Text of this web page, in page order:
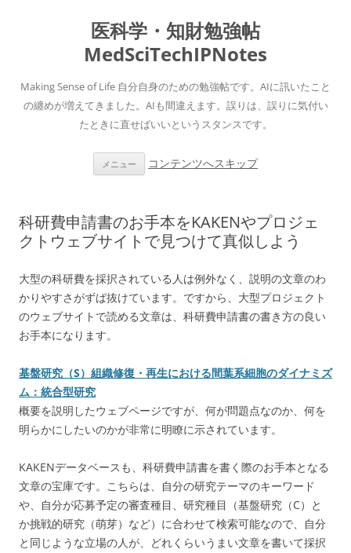
医科学・知財勉強帖
MedSciTechIPNotes
Making Sense of Life 自分自身のための勉強帖です。AIに訊いたこと
の纏めが増えてきました。AIも間違えます。誤りは、誤りに気付い
たときに直せばいいというスタンスです。
メニュー コンテンツへスキップ
科研費申請書のお手本をKAKENやプロジェ
クトウェブサイトで見つけて真似しよう
大型の科研費を採択されている人は例外なく、説明の文章のわ
かりやすさがずば抜けています。ですから、大型プロジェクト
のウェブサイトで読める文章は、科研費申請書の書き方の良い
お手本になります。
基盤研究（S）組織修復・再生における間葉系細胞のダイナミズ
ム：統合型研究
概要を説明したウェブページですが、何が問題点なのか、何を
明らかにしたいのかが非常に明瞭に示されています。
KAKENデータベースも、科研費申請書を書く際のお手本となる
文章の宝庫です。こちらは、自分の研究テーマのキーワード
や、自分が応募予定の審査種目、研究種目（基盤研究（C）と
か挑戦的研究（萌芽）など）に合わせて検索可能なので、自分
と同じような立場の人が、どれくらいうまい文章を書いて採択